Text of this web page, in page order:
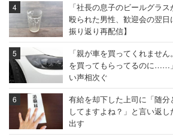
「社長の息子のビールグラ
殴られた男性、歓迎会の翌
振り返り再配信】
「親が車を買ってくれませ
を買ってもらってるのに……
い声相次ぐ
有給を却下した上司に「随
してますよね？」と言い返
出す